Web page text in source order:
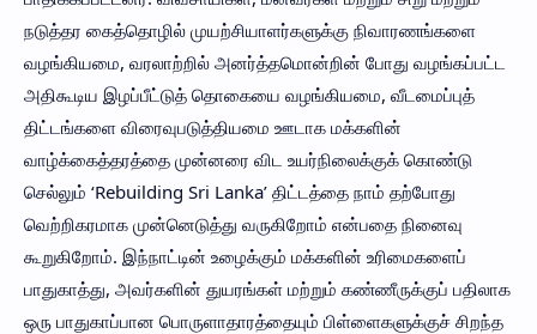
நடுத்தர கைத்தொழில் முயற்சியாளர்களுக்கு நிவாரணங்களை
வழங்கியமை, வரலாற்றில் அனர்த்தமொன்றின் போது வழங்கப்பட்ட
அதிகூடிய இழப்பீட்டுத் தொகையை வழங்கியமை, வீடமைப்புத்
திட்டங்களை விரைவுபடுத்தியமை ஊடாக மக்களின்
வாழ்க்கைத்தரத்தை முன்னரை விட உயர்நிலைக்குக் கொண்டு
செல்லும் ‘Rebuilding Sri Lanka’ திட்டத்தை நாம் தற்போது
வெற்றிகரமாக முன்னெடுத்து வருகிறோம் என்பதை நினைவு
கூறுகிறோம். இந்நாட்டின் உழைக்கும் மக்களின் உரிமைகளைப்
பாதுகாத்து, அவர்களின் துயரங்கள் மற்றும் கண்ணீருக்குப் பதிலாக
ஒரு பாதுகாப்பான பொருளாதாரத்தையும் பிள்ளைகளுக்குச் சிறந்த